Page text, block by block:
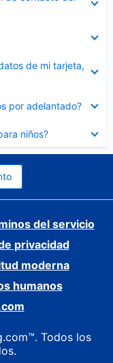
de mi tarjeta,
por adelantado?
niños?
del servicio
privacidad
moderna
humanos
Todos los